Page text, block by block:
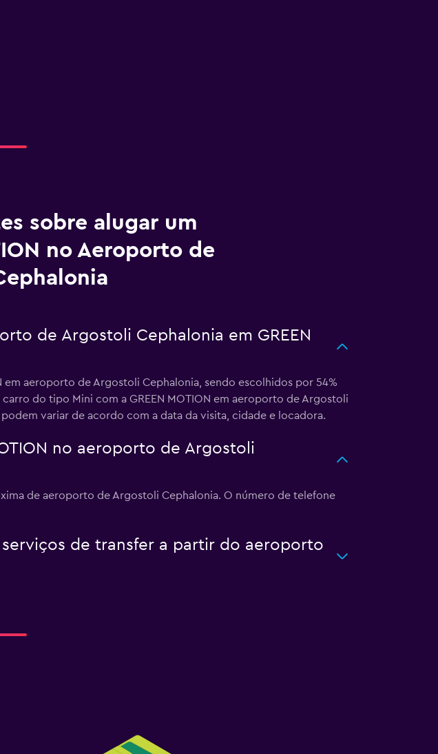
sobre alugar um
no Aeroporto de
de Argostoli Cephalonia em GREEN
em aeroporto de Argostoli Cephalonia, sendo escolhidos por 54%
do tipo Mini com a GREEN MOTION em aeroporto de Argostoli
variar de acordo com a data da visita, cidade e locadora.
no aeroporto de Argostoli
de aeroporto de Argostoli Cephalonia. O número de telefone
de transfer a partir do aeroporto